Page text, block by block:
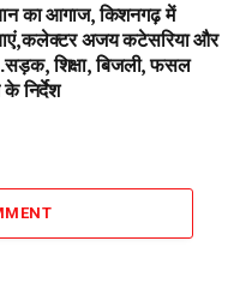
का आगाज, किशनगढ़ में
अजय कटेसरिया और
शिक्षा, बिजली, फसल
के निर्देश